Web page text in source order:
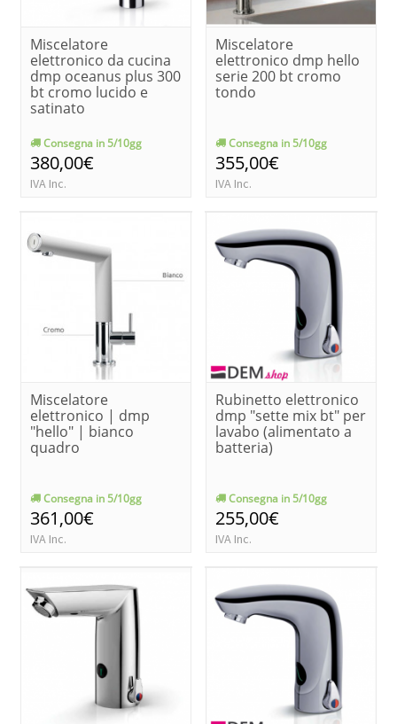
Miscelatore
elettronico da cucina
dmp oceanus plus 300
bt cromo lucido e
satinato
Consegna in 5/10gg
380,00€
IVA Inc.
Miscelatore
elettronico dmp hello
serie 200 bt cromo
tondo
Consegna in 5/10gg
355,00€
IVA Inc.
Miscelatore
elettronico | dmp
"hello" | bianco
quadro
Consegna in 5/10gg
361,00€
IVA Inc.
Rubinetto elettronico
dmp "sette mix bt" per
lavabo (alimentato a
batteria)
Consegna in 5/10gg
255,00€
IVA Inc.